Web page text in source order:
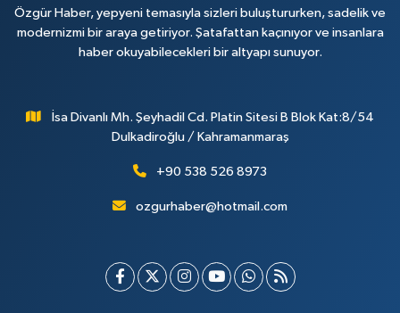
Özgür Haber, yepyeni temasıyla sizleri buluştururken, sadelik ve
modernizmi bir araya getiriyor. Şatafattan kaçınıyor ve insanlara
haber okuyabilecekleri bir altyapı sunuyor.
İsa Divanlı Mh. Şeyhadil Cd. Platin Sitesi B Blok Kat:8/54
Dulkadiroğlu / Kahramanmaraş
+90 538 526 8973
ozgurhaber@hotmail.com